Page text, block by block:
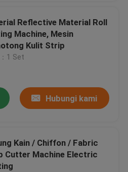
Reflective Material Roll
Machine, Mesin
Kulit Strip
1 Set
Hubungi kami
Kain / Chiffon / Fabric
Cutter Machine Electric